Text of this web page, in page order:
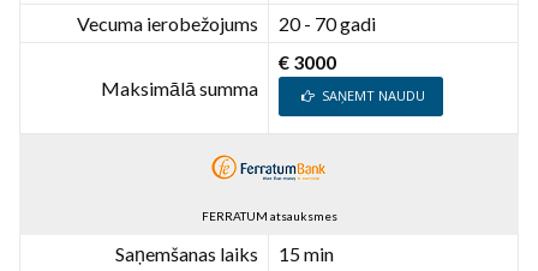
Vecuma ierobežojums
20 - 70 gadi
Maksimālā summa
€ 3000
SAŅEMT NAUDU
FERRATUM atsauksmes
Saņemšanas laiks
15 min